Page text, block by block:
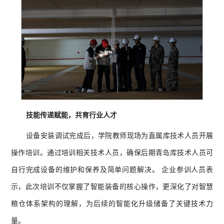
技能传递赋能，共育行业人才
设备安装调试完成后，学院教师现场为直属库技术人员开展
操作培训。通过培训相关技术人员，确保后期青岛库技术人员可
自行完成设备的维护和保养及简单问题解决。 企业参训人员表
示，此次培训不仅掌握了智能装备的核心操作，更深化了对智慧
粮仓体系架构的理解，为后续的智能化升级储备了关键技术力
量。